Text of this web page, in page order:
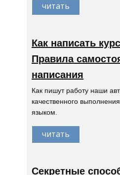
читать
Как написать
Правила
написания
Как пишут работу наши
качественного
языком.
читать
Секретные